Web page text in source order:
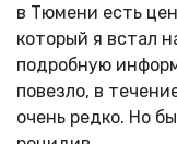
в Тюмени есть
который я встал
подробную
повезло, в
очень редко. Но